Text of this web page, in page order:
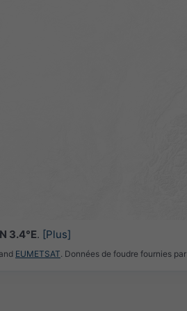
3.4°E. [Plus]
EUMETSAT. Données de foudre fournies par